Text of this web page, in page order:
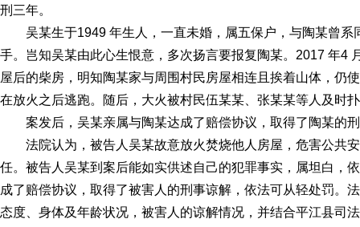
刑三年。
吴某生于1949 年生人，一直未婚，属五保户，与陶某曾系
手。岂知吴某由此心生恨意，多次扬言要报复陶某。2017 年4
屋后的柴房，明知陶某家与周围村民房屋相连且挨着山体，仍
在放火之后逃跑。随后，大火被村民伍某某、张某某等人及时
案发后，吴某亲属与陶某达成了赔偿协议，取得了陶某的
法院认为，被告人吴某故意放火焚烧他人房屋，危害公共
任。被告人吴某到案后能如实供述自己的犯罪事实，属坦白，
成了赔偿协议，取得了被害人的刑事谅解，依法可从轻处罚。
态度、身体及年龄状况，被害人的谅解情况，并结合平江县司